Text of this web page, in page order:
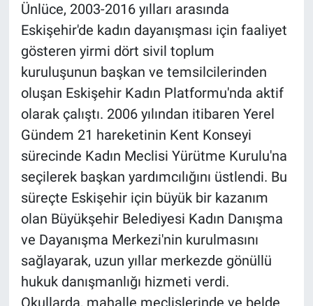
Ünlüce, 2003-2016 yılları arasında
Eskişehir'de kadın dayanışması için faaliyet
gösteren yirmi dört sivil toplum
kuruluşunun başkan ve temsilcilerinden
oluşan Eskişehir Kadın Platformu'nda aktif
olarak çalıştı. 2006 yılından itibaren Yerel
Gündem 21 hareketinin Kent Konseyi
sürecinde Kadın Meclisi Yürütme Kurulu'na
seçilerek başkan yardımcılığını üstlendi. Bu
süreçte Eskişehir için büyük bir kazanım
olan Büyükşehir Belediyesi Kadın Danışma
ve Dayanışma Merkezi'nin kurulmasını
sağlayarak, uzun yıllar merkezde gönüllü
hukuk danışmanlığı hizmeti verdi.